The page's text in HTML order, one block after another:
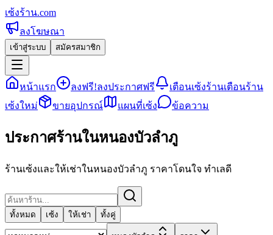
เซ้งร้าน.com
ลงโฆษณา
เข้าสู่ระบบ สมัครสมาชิก
หน้าแรก ลงฟรี!ลงประกาศฟรี เตือนเซ้งร้านเตือนร้าน
เซ้งใหม่
ขายอุปกรณ์ แผนที่เซ้ง ข้อความ
ประกาศร้านในหนองบัวลำภู
ร้านเซ้งและให้เช่าในหนองบัวลำภู ราคาโดนใจ ทำเลดี
ทั้งหมด เซ้ง ให้เช่า ทั้งคู่